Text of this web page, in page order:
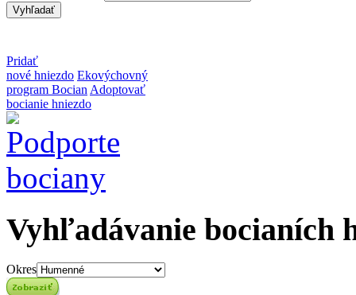
Pridať
nové hniezdo Ekovýchovný
program Bocian Adoptovať
bocianie hniezdo
Vyhľadávanie bocianích
Okres